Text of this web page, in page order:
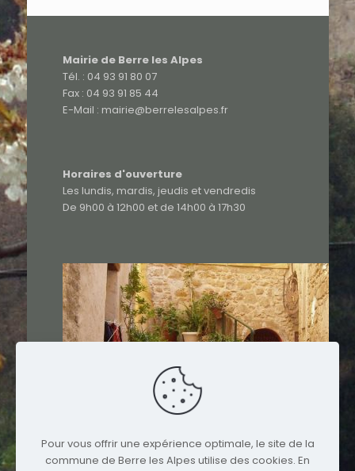
Mairie de Berre les Alpes
Tél. : 04 93 91 80 07
Fax : 04 93 91 85 44
E-Mail : mairie@berrelesalpes.fr
Horaires d'ouverture
Les lundis, mardis, jeudis et vendredis
De 9h00 à 12h00 et de 14h00 à 17h30
Pour vous offrir une expérience optimale, le site de la
commune de Berre les Alpes utilise des cookies. En